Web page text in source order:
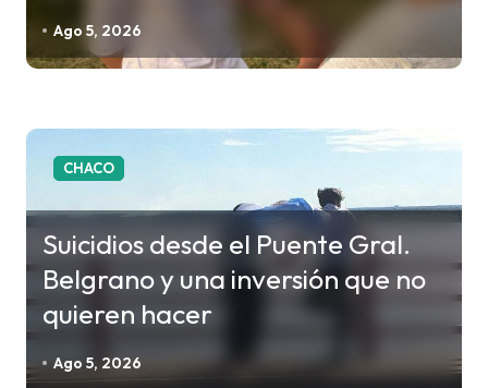
Ago 5, 2026
CHACO
Suicidios desde el Puente Gral.
Belgrano y una inversión que no
quieren hacer
Ago 5, 2026